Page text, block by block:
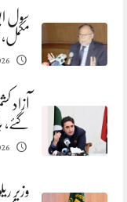
سول
آزاد